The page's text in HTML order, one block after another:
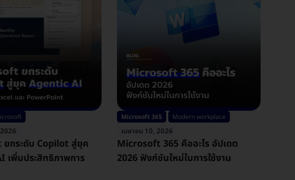
กระดับ Copilot สู่ยุค
เพิ่มประสิทธิภาพการ
Microsoft 365 Modern workplace
เมษายน 10, 2026
Microsoft 365 คืออะไร อัปเดต
2026 ฟังก์ชันใหม่ในการใช้งาน